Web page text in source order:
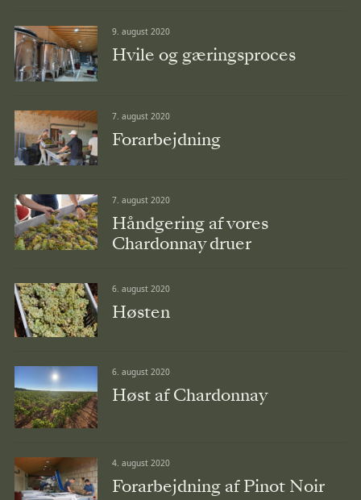
9. august 2020
Hvile og gæringsproces
7. august 2020
Forarbejdning
7. august 2020
Håndgering af vores
Chardonnay druer
6. august 2020
Høsten
6. august 2020
Høst af Chardonnay
4. august 2020
Forarbejdning af Pinot Noir